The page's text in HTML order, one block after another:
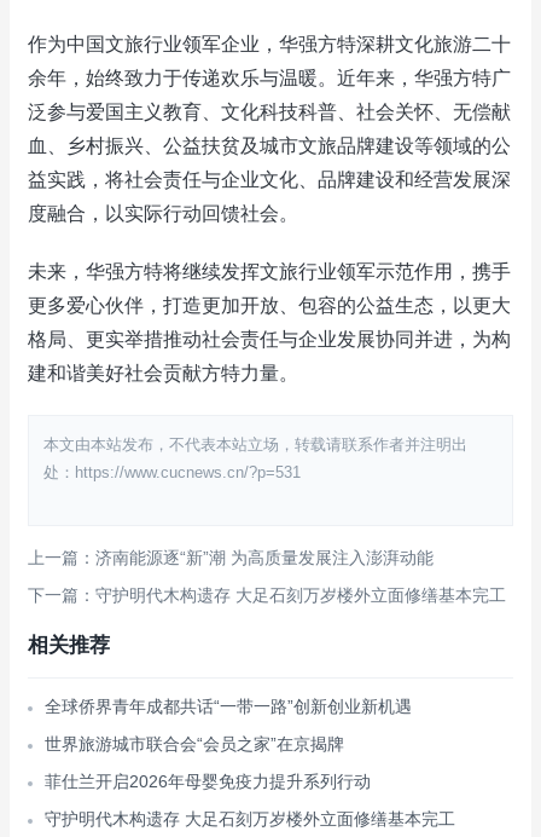
作为中国文旅行业领军企业，华强方特深耕文化旅游二十
余年，始终致力于传递欢乐与温暖。近年来，华强方特广
泛参与爱国主义教育、文化科技科普、社会关怀、无偿献
血、乡村振兴、公益扶贫及城市文旅品牌建设等领域的公
益实践，将社会责任与企业文化、品牌建设和经营发展深
度融合，以实际行动回馈社会。
未来，华强方特将继续发挥文旅行业领军示范作用，携手
更多爱心伙伴，打造更加开放、包容的公益生态，以更大
格局、更实举措推动社会责任与企业发展协同并进，为构
建和谐美好社会贡献方特力量。
本文由本站发布，不代表本站立场，转载请联系作者并注明出
处：https://www.cucnews.cn/?p=531
上一篇：济南能源逐“新”潮 为高质量发展注入澎湃动能
下一篇：守护明代木构遗存 大足石刻万岁楼外立面修缮基本完工
相关推荐
全球侨界青年成都共话“一带一路”创新创业新机遇
世界旅游城市联合会“会员之家”在京揭牌
菲仕兰开启2026年母婴免疫力提升系列行动
守护明代木构遗存 大足石刻万岁楼外立面修缮基本完工